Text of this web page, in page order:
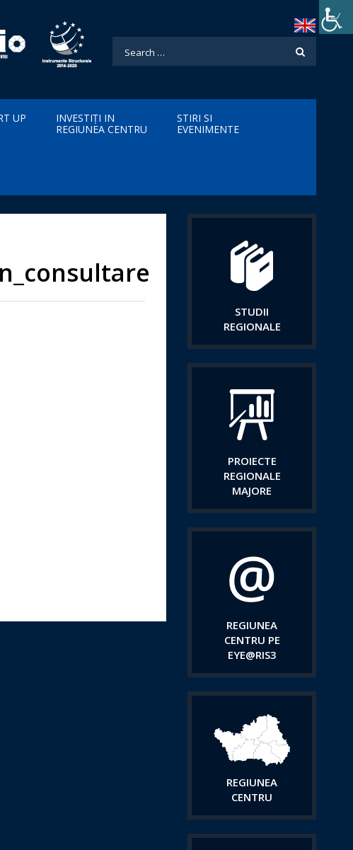
UP
INVESTIȚI IN
REGIUNEA CENTRU
STIRI SI
EVENIMENTE
STUDII
REGIONALE
PROIECTE
REGIONALE
MAJORE
REGIUNEA
CENTRU PE
EYE@RIS3
REGIUNEA
CENTRU